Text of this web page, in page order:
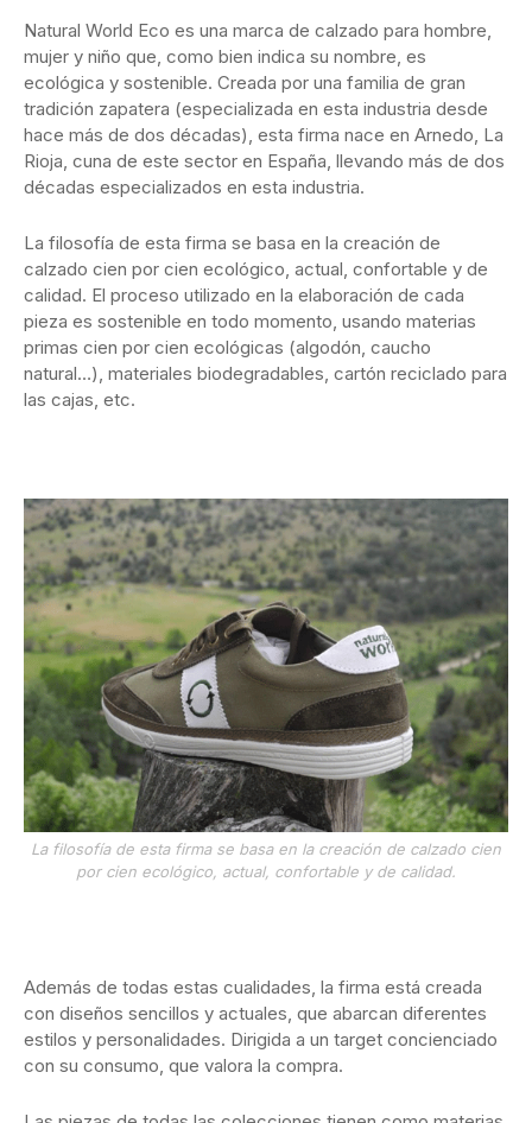
Natural World Eco es una marca de calzado para hombre,
mujer y niño que, como bien indica su nombre, es
ecológica y sostenible. Creada por una familia de gran
tradición zapatera (especializada en esta industria desde
hace más de dos décadas), esta firma nace en Arnedo, La
Rioja, cuna de este sector en España, llevando más de dos
décadas especializados en esta industria.
La filosofía de esta firma se basa en la creación de
calzado cien por cien ecológico, actual, confortable y de
calidad. El proceso utilizado en la elaboración de cada
pieza es sostenible en todo momento, usando materias
primas cien por cien ecológicas (algodón, caucho
natural…), materiales biodegradables, cartón reciclado para
las cajas, etc.
La filosofía de esta firma se basa en la creación de calzado cien
por cien ecológico, actual, confortable y de calidad.
Además de todas estas cualidades, la firma está creada
con diseños sencillos y actuales, que abarcan diferentes
estilos y personalidades. Dirigida a un target concienciado
con su consumo, que valora la compra.